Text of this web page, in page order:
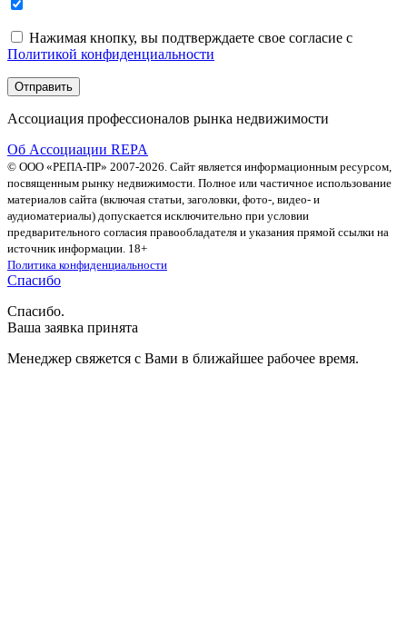
Нажимая кнопку, вы подтверждаете свое согласие с
Политикой конфиденциальности
Ассоциация профессионалов рынка недвижимости
Об Ассоциации REPA
© ООО «РЕПА-ПР» 2007-2026. Сайт является информационным ресурсом,
посвященным рынку недвижимости. Полное или частичное использование
материалов сайта (включая статьи, заголовки, фото-, видео- и
аудиоматериалы) допускается исключительно при условии
предварительного согласия правообладателя и указания прямой ссылки на
источник информации. 18+
Политика конфиденциальности
Спасибо
Спасибо.
Ваша заявка принята
Менеджер свяжется с Вами в ближайшее рабочее время.